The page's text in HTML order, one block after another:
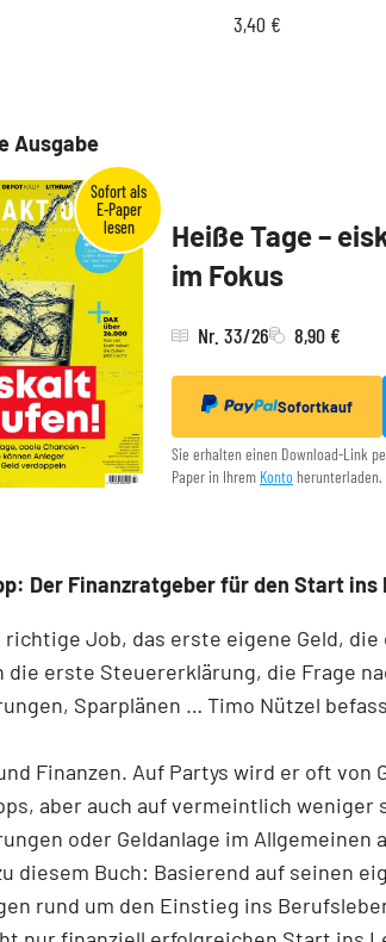
3,40 €
Ausgabe
Heiße Tage –
im Fokus
Nr. 33/26 8,90 €
Sofortkauf
Sie erhalten einen Download-Link
Paper in Ihrem Konto herunterladen.
Der Finanzratgeber für den Start ins
richtige Job, das erste eigene Geld, die
die erste Steuererklärung, die Frage
Sparplänen … Timo Nützel
Finanzen. Auf Partys wird er oft von
aber auch auf vermeintlich weniger
oder Geldanlage im Allgemeinen
diesem Buch: Basierend auf seinen
rund um den Einstieg ins